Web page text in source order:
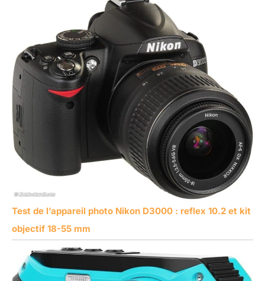
Test de l’appareil photo Nikon D3000 : reflex 10.2 et kit
objectif 18-55 mm